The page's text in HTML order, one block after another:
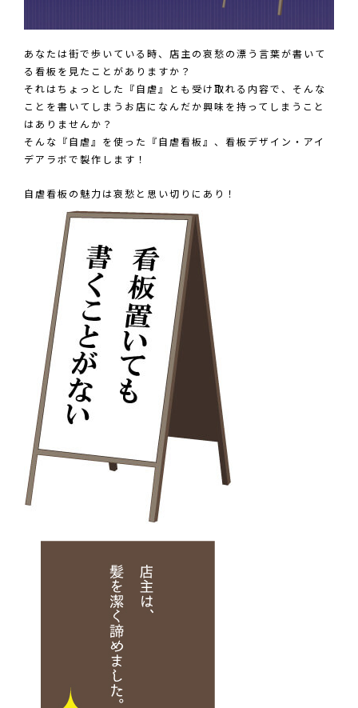
あなたは街で歩いている時、店主の哀愁の漂う言葉が書いて
る看板を見たことがありますか？
それはちょっとした『自虐』とも受け取れる内容で、そんな
ことを書いてしまうお店になんだか興味を持ってしまうこと
はありませんか？
そんな『自虐』を使った『自虐看板』、看板デザイン・アイ
デアラボで製作します！
自虐看板の魅力は哀愁と思い切りにあり！